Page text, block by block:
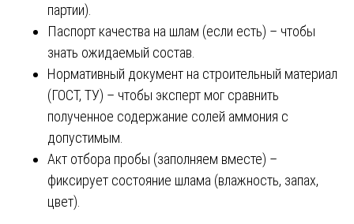
партии).
Паспорт качества на шлам (если есть) – чтобы
знать ожидаемый состав.
Нормативный документ на строительный материал
(ГОСТ, ТУ) – чтобы эксперт мог сравнить
полученное содержание солей аммония с
допустимым.
Акт отбора пробы (заполняем вместе) –
фиксирует состояние шлама (влажность, запах,
цвет).